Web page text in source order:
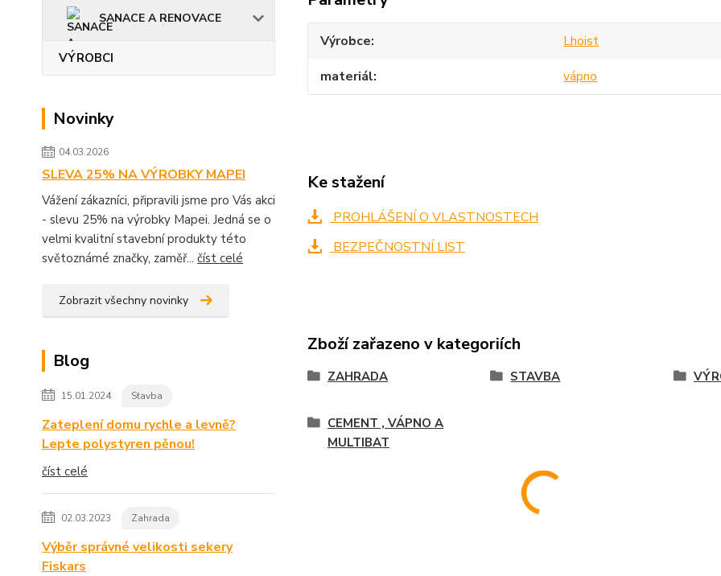
SANACE A RENOVACE
VÝROBCI
Novinky
04.03.2026
SLEVA 25% NA VÝROBKY MAPEI
Vážení zákazníci, připravili jsme pro Vás akci
- slevu 25% na výrobky Mapei. Jedná se o
velmi kvalitní stavební produkty této
světoznámé značky, zaměř... číst celé
Zobrazit všechny novinky
Blog
15.01.2024 Stavba
Zateplení domu rychle a levně?
Lepte polystyren pěnou!
číst celé
02.03.2023 Zahrada
Výběr správné velikosti sekery
Fiskars
Výrobce
Lhoist
materiál
vápno
Ke stažení
PROHLÁŠENÍ O VLASTNOSTECH
BEZPEČNOSTNÍ LIST
Zboží zařazeno v kategoriích
ZAHRADA STAVBA
CEMENT , VÁPNO A
MULTIBAT